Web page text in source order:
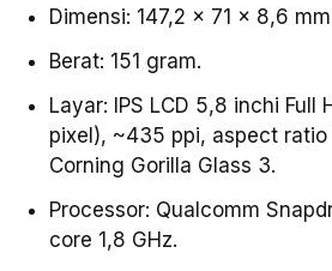
Dimensi: 147,2 x 71 x 8,6
Berat: 151 gram.
Layar: IPS LCD 5,8 inchi Full
pixel), ~435 ppi, aspect ratio
Corning Gorilla Glass 3.
Processor: Qualcomm
core 1,8 GHz.